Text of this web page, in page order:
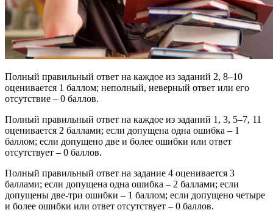
Полный правильный ответ на каждое из заданий 2, 8–10
оценивается 1 баллом; неполный, неверный ответ или его
отсутствие – 0 баллов.
Полный правильный ответ на каждое из заданий 1, 3, 5–7, 11
оценивается 2 баллами; если допущена одна ошибка – 1
баллом; если допущено две и более ошибки или ответ
отсутствует – 0 баллов.
Полный правильный ответ на задание 4 оценивается 3
баллами; если допущена одна ошибка – 2 баллами; если
допущены две-три ошибки – 1 баллом; если допущено четыре
и более ошибки или ответ отсутствует – 0 баллов.